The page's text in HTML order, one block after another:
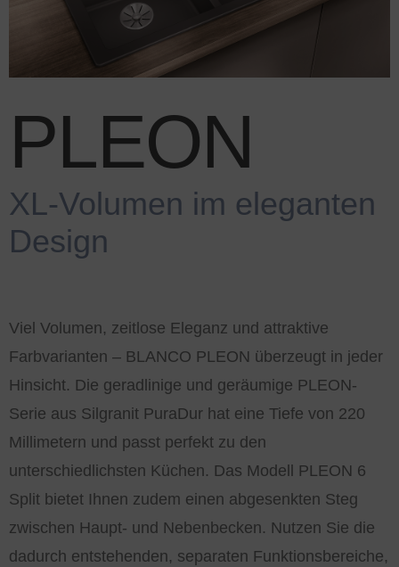
PLEON
XL-Volumen im eleganten
Design
Viel Volumen, zeitlose Eleganz und attraktive
Farbvarianten – BLANCO PLEON überzeugt in jeder
Hinsicht. Die geradlinige und geräumige PLEON-
Serie aus Silgranit PuraDur hat eine Tiefe von 220
Millimetern und passt perfekt zu den
unterschiedlichsten Küchen. Das Modell PLEON 6
Split bietet Ihnen zudem einen abgesenkten Steg
zwischen Haupt- und Nebenbecken. Nutzen Sie die
dadurch entstehenden, separaten Funktionsbereiche,